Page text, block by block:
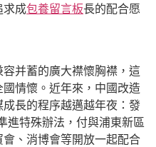
求成包養留言板長的配合愿
蓄的廣大襟懷胸襟，這
情懷。近年來，中國改造
長的程序越邁越年夜：發
進特殊辦法，付與浦東新區
、消博會等開放一起配合